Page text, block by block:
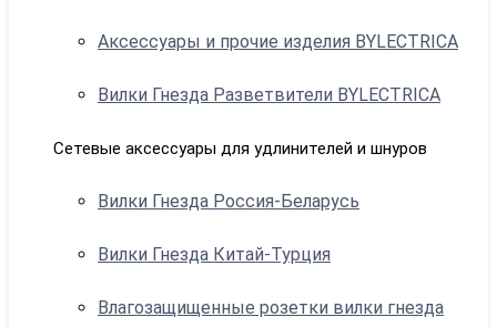
Аксессуары и прочие изделия BYLECTRICA
Вилки Гнезда Разветвители BYLECTRICA
Сетевые аксессуары для удлинителей и шнуров
Вилки Гнезда Россия-Беларусь
Вилки Гнезда Китай-Турция
Влагозащищенные розетки вилки гнезда